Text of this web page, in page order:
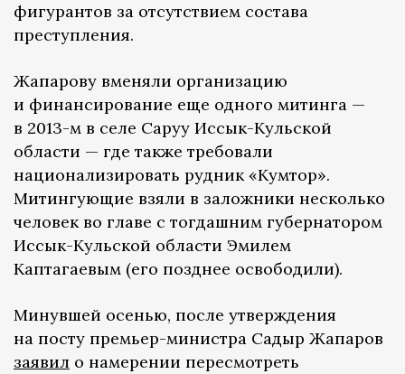
фигурантов за отсутствием состава
преступления.
Жапарову вменяли организацию
и финансирование еще одного митинга —
в 2013-м в селе Саруу Иссык-Кульской
области — где также требовали
национализировать рудник «Кумтор».
Митингующие взяли в заложники несколько
человек во главе с тогдашним губернатором
Иссык-Кульской области Эмилем
Каптагаевым (его позднее освободили).
Минувшей осенью, после утверждения
на посту премьер-министра Садыр Жапаров
заявил о намерении пересмотреть